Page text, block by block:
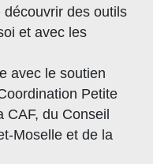
des outils
et avec les
avec le soutien
Petite
CAF, du Conseil
Moselle et de la